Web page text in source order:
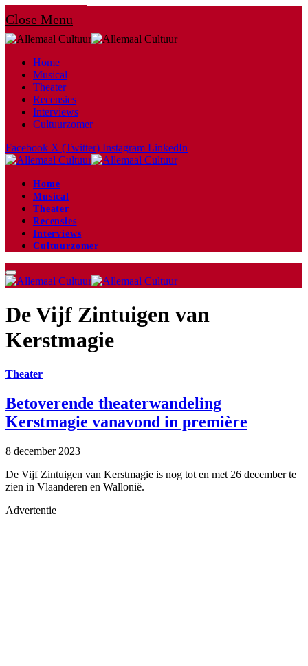
Close Menu
Home
Musical
Theater
Recensies
Interviews
Cultuurzomer
Facebook X (Twitter) Instagram LinkedIn
Home
Musical
Theater
Recensies
Interviews
Cultuurzomer
De Vijf Zintuigen van
Kerstmagie
Theater
Betoverende theaterwandeling
Kerstmagie vanavond in première
8 december 2023
De Vijf Zintuigen van Kerstmagie is nog tot en met 26 december te
zien in Vlaanderen en Wallonië.
Advertentie